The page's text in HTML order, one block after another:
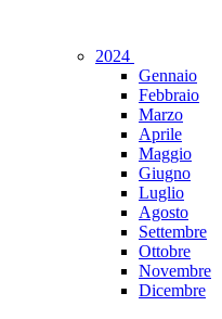
2024
Gennaio
Febbraio
Marzo
Aprile
Maggio
Giugno
Luglio
Agosto
Settembre
Ottobre
Novembre
Dicembre